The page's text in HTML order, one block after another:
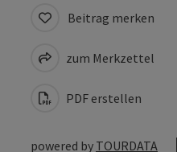
Beitrag merken
zum Merkzettel
PDF erstellen
powered by TOURDATA